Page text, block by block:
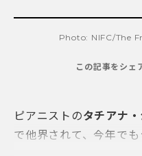
Photo: NIFC/The
この記事をシェ
ピアニストのタチアナ
で他界されて、今年でも